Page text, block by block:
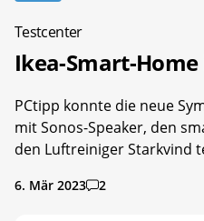
Testcenter
Ikea-Smart-Home
PCtipp konnte die neue
mit Sonos-Speaker, den
den Luftreiniger Starkvind
6. Mär 2023 2